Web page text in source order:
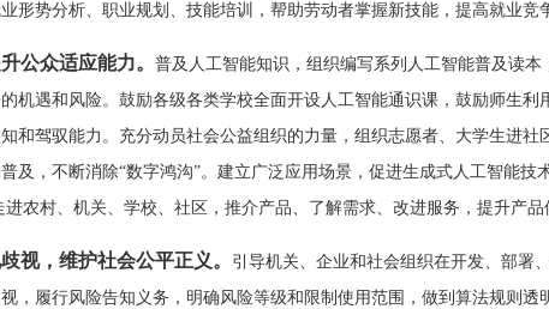
形势分析、职业规划、技能培训，帮助劳动者掌握新技能，提高就业竞
公众适应能力。普及人工智能知识，组织编写系列人工智能普及读本
机遇和风险。鼓励各级各类学校全面开设人工智能通识课，鼓励师生利
和驾驭能力。充分动员社会公益组织的力量，组织志愿者、大学生进社
及，不断消除“数字鸿沟”。建立广泛应用场景，促进生成式人工智能技
农村、机关、学校、社区，推介产品、了解需求、改进服务，提升产品
视，维护社会公平正义。
引导机关、企业和社会组织在开发、部署
，履行风险告知义务，明确风险等级和限制使用范围，做到算法规则透